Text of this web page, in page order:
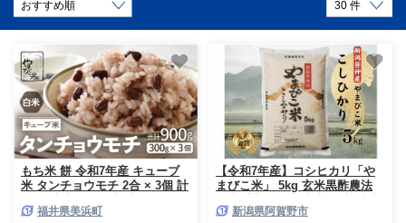
もち米 餅 令和7年産 キューブ
米 タンチョウモチ 2合 × 3個 計
米（もち米 白米） [m23-a010]
福井県美浜町
【令和7年産】コシヒカリ「や
まびこ米」 5kg 玄米黒酢農法
農家直送 新潟県 米 こめ コメ
新潟県阿賀野市